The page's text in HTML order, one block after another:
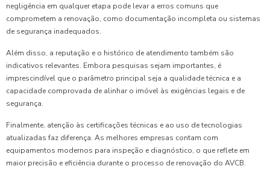
negligência em qualquer etapa pode levar a erros comuns que
comprometem a renovação, como documentação incompleta ou sistemas
de segurança inadequados.
Além disso, a reputação e o histórico de atendimento também são
indicativos relevantes. Embora pesquisas sejam importantes, é
imprescindível que o parâmetro principal seja a qualidade técnica e a
capacidade comprovada de alinhar o imóvel às exigências legais e de
segurança.
Finalmente, atenção às certificações técnicas e ao uso de tecnologias
atualizadas faz diferença. As melhores empresas contam com
equipamentos modernos para inspeção e diagnóstico, o que reflete em
maior precisão e eficiência durante o processo de renovação do AVCB.